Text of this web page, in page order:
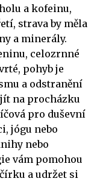
a kofeinu,
strava by měla
a minerály.
celozrnné
pohyb je
a odstranění
na procházku
pro duševní
jógu nebo
nebo
vám pomohou
a udržet si